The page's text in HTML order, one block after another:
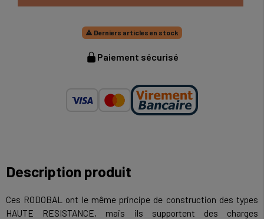
 Derniers articles en stock
Paiement sécurisé
Description produit
Ces RODOBAL ont le même principe de construction des types
HAUTE RESISTANCE, mais ils supportent des charges